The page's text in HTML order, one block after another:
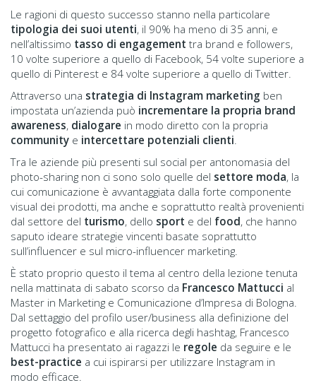
Le ragioni di questo successo stanno nella particolare
tipologia dei suoi utenti, il 90% ha meno di 35 anni, e
nell’altissimo tasso di engagement tra brand e followers,
10 volte superiore a quello di Facebook, 54 volte superiore a
quello di Pinterest e 84 volte superiore a quello di Twitter.
Attraverso una strategia di Instagram marketing ben
impostata un’azienda può incrementare la propria brand
awareness, dialogare in modo diretto con la propria
community e intercettare potenziali clienti
Tra le aziende più presenti sul social per antonomasia del
photo-sharing non ci sono solo quelle del settore moda, la
cui comunicazione è avvantaggiata dalla forte componente
visual dei prodotti, ma anche e soprattutto realtà provenienti
dal settore del turismo, dello sport e del food, che hanno
saputo ideare strategie vincenti basate soprattutto
sull’influencer e sul micro-influencer marketing.
È stato proprio questo il tema al centro della lezione tenuta
nella mattinata di sabato scorso da Francesco Mattucci al
Master in Marketing e Comunicazione d’Impresa di Bologna.
Dal settaggio del profilo user/business alla definizione del
progetto fotografico e alla ricerca degli hashtag, Francesco
Mattucci ha presentato ai ragazzi le regole da seguire e le
best-practice a cui ispirarsi per utilizzare Instagram in
modo efficace.